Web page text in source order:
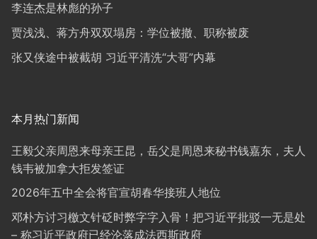
李连杰是林彪的孙子
贾浅浅、蒋方舟双双塌房：学位被撤、职称被废
张又侠途中被截胡 习近平清洗“大哥”内幕
本月热门新闻
王毅父亲周恩来母亲王昆，岳父是周恩来秘书钱嘉东，夫人
钱韦被加拿大拒发签证
2026年五中全会将官宣胡春华接班人地位
邓朴方讨习檄文针砭时弊字字入骨！把习近平批驳一无是处
– 称习近平政府已经沦落成法西斯政府